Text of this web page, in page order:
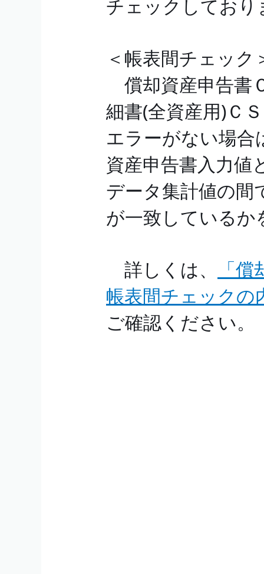
チェックしており
＜帳表間チェック
償却資産申告書
細書(全資産用)Ｃ
エラーがない場合
資産申告書入力値
データ集計値の間
が一致している
詳しくは、
「
帳表間チェックの
ご確認ください。